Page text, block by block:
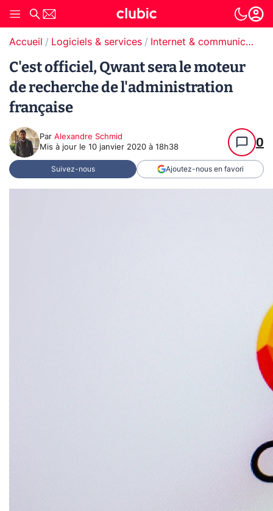
Accueil Logiciels & services Internet & communication
C'est officiel, Qwant sera le moteur
de recherche de l'administration
française
Par Alexandre Schmid
Mis à jour le 10 janvier 2020 à 18h38 0
Suivez-nous Ajoutez-nous en favori